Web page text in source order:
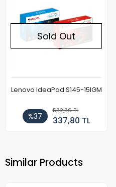
Sold Out
Lenovo IdeaPad S145-15IGM
%37
532,36 TL
337,80 TL
Similar Products